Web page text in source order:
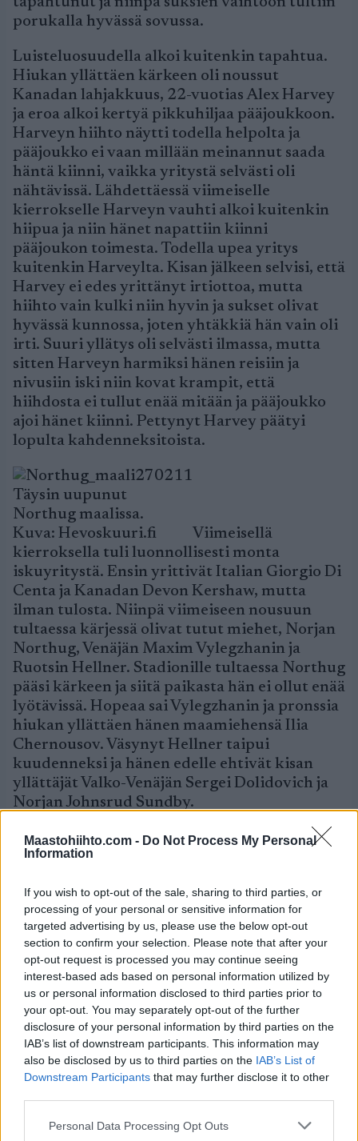
Maastohiihto.com - Do Not Process My Personal
Information
If you wish to opt-out of the sale, sharing to third parties, or
processing of your personal or sensitive information for
targeted advertising by us, please use the below opt-out
section to confirm your selection. Please note that after your
opt-out request is processed you may continue seeing
interest-based ads based on personal information utilized by
us or personal information disclosed to third parties prior to
your opt-out. You may separately opt-out of the further
disclosure of your personal information by third parties on the
IAB’s list of downstream participants. This information may
also be disclosed by us to third parties on the IAB’s List of
Downstream Participants that may further disclose it to other
Please note that this website/app uses one or more Google
Personal Data Processing Opt Outs
porukalla hyvässä sovussa.
Luisteluosuudella alkoi kuitenkin tapahtua.
Hiukan yllättäen kärkeen oli noussut
Kanadan lahjakkuus, 22-vuotias Alex Harvey
ja eroa alkoi kertyä pikkuhiljaa pääjoukkoon.
Harveyn hiihto näytti todella helpolta ja
pääjoukko ei vaan millään meinannut saada
häntä kiinni, vaikka yritystä selvästi oli
nähtävissä. Lähdettäessä viimeiselle
kierrokselle Harveyn vauhti alkoi kuitenkin
hiipua ja niin hänet napattiin kiinni
pääjoukon toimesta. Todella upea yritys
kuitenkin Harveylta. Kisan jälkeen selvisi, että
Harvey ei edes yrittänyt irtiottoa, mutta
hiihto vain kulki niin hyvin ja sukset olivat
hyvässä kunnossa, joten yhtäkkiä hän vain oli
irti. Suuri yllätys oli selvästi ilmassa, mutta
sitten Harveyn harmiksi hänen reisiin ja
nivusiin iski niin kovat krampit, että
hiihdosta ei tullut enää mitään ja pääjoukko
ajoi hänet kiinni. Pettynyt Harvey päätyi
lopulta kahdenneksitoista.
Täysin uupunut
Northug maalissa.
Kuva: Hevoskuuri.fi
Viimeisellä
kierroksella tuli luonnollisesti monta
iskuyritystä. Ensin yrittivät Italian Giorgio Di
Centa ja Kanadan Devon Kershaw, mutta
ilman tulosta. Niinpä viimeiseen nousuun
tultaessa kärjessä olivat tutut miehet, Norjan
Northug, Venäjän Maxim Vylegzhanin ja
Ruotsin Hellner. Stadionille tultaessa Northug
pääsi kärkeen ja siitä paikasta hän ei ollut enää
lyötävissä. Hopeaa sai Vylegzhanin ja pronssia
hiukan yllättäen hänen maamiehensä Ilia
Chernousov. Väsynyt Hellner taipui
kuudenneksi ja hänen edelle ehtivät kisan
yllättäjät Valko-Venäjän Sergei Dolidovich ja
Norjan Johnsrud Sundby.
Suomalaisista Matti Heikkinen oli koko kisan
ajan hyvissä asemissa kärjen tuntumassa ja
Ihan riittävän vahva hän ei kuitenkaan ollut
kisan ratkaisuvaiheessa, joten hän juuttui
porukan hännille ollen lopulta 18. Tero Similä
roikkui hienosti mukana pääjoukossa lähes
loppuun saakka taktiikkansa mukaan, mutta
sitten häneenkin iski krampit ja porukka
karkasi. Maaliin hän tuli lopulta sijalla 28,
mitä voidaan pitää varsin hyvänä
suorituksena. Lari Lehtonen ja Kari Varis
kävivät oman jäsentenvälisen kamppailunsa,
joka päättyi Lehtosen voittoon viimeisellä
armottomat krampit viimeisellä kierroksella.